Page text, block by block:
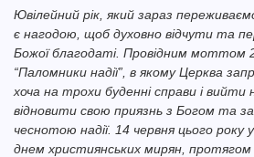
Ювілейний рік, який зараз
є нагодою, щоб духовно відчути та
Божої благодаті. Провідним моттом
“Паломники надії”, в якому Церква
хоча на трохи буденні справи і
відновити свою приязнь з Богом та
чеснотою надії. 14 червня цього року
днем християнських мирян,